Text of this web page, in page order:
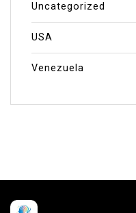
Uncategorized
USA
Venezuela